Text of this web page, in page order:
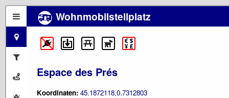
Wohnmobilstellplatz
Espace des Prés
Koordinaten: 45.1872118,0.7312803